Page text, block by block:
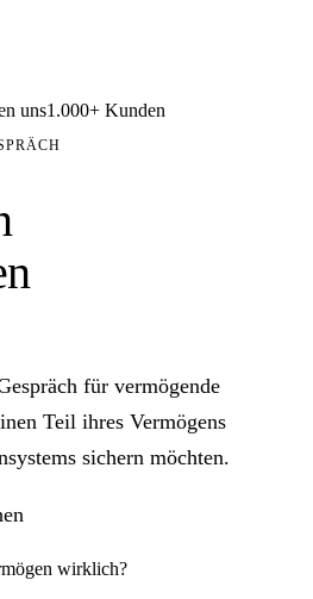
uns1.000+ Kunden
für vermögende
Teil ihres Vermögens
sichern möchten.
wirklich?